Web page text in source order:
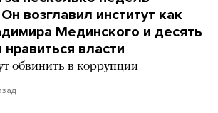
возглавил институт как
Мединского и десять
нравиться власти
обвинить в коррупции